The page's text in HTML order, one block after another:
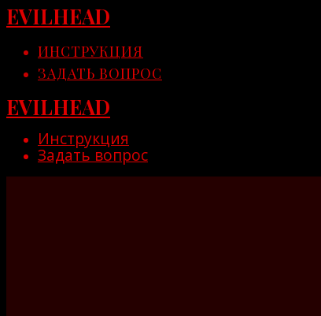
Skip
to
content
EVILHEAD
ИНСТРУКЦИЯ
ЗАДАТЬ ВОПРОС
EVILHEAD
Инструкция
Задать вопрос